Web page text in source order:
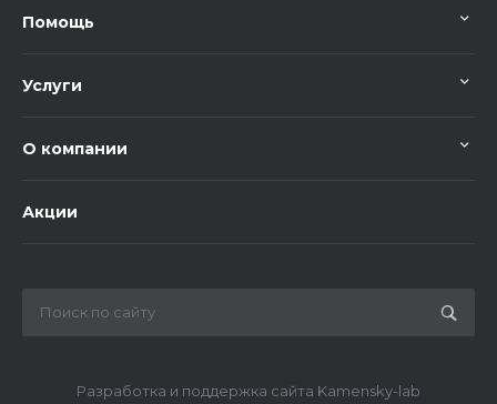
Помощь
Услуги
О компании
Акции
Разработка и поддержка сайта Kamensky-lab